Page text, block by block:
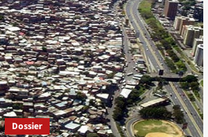
(deel
1)
Dossier